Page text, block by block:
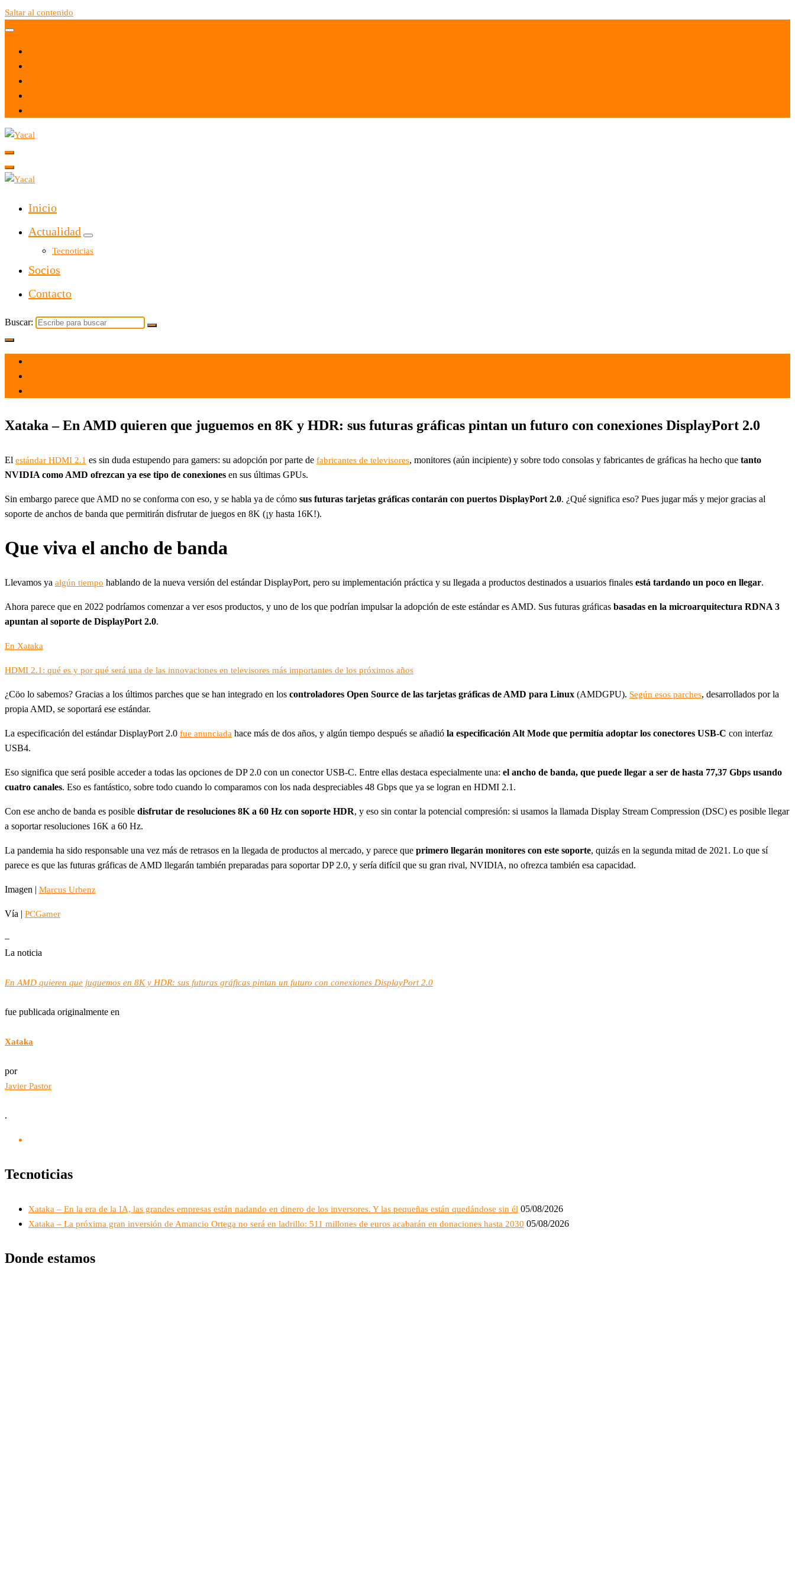
Saltar al contenido
Yacal micro hosting
Inicio
Actualidad
Tecnoticias
Socios
Contacto
Buscar:
Xataka – En AMD quieren que juguemos en 8K y HDR: sus futuras gráficas pintan un futuro con conexiones DisplayPort 2.0
El estándar HDMI 2.1 es sin duda estupendo para gamers: su adopción por parte de fabricantes de televisores, monitores (aún incipiente) y sobre todo consolas y fabricantes de gráficas ha hecho que tanto
NVIDIA como AMD ofrezcan ya ese tipo de conexiones en sus últimas GPUs.
Sin embargo parece que AMD no se conforma con eso, y se habla ya de cómo sus futuras tarjetas gráficas contarán con puertos DisplayPort 2.0. ¿Qué significa eso? Pues jugar más y mejor gracias al
soporte de anchos de banda que permitirán disfrutar de juegos en 8K (¡y hasta 16K!).
Que viva el ancho de banda
Llevamos ya algún tiempo hablando de la nueva versión del estándar DisplayPort, pero su implementación práctica y su llegada a productos destinados a usuarios finales está tardando un poco en llegar.
Ahora parece que en 2022 podríamos comenzar a ver esos productos, y uno de los que podrían impulsar la adopción de este estándar es AMD. Sus futuras gráficas basadas en la microarquitectura RDNA 3
apuntan al soporte de DisplayPort 2.0.
En Xataka
HDMI 2.1: qué es y por qué será una de las innovaciones en televisores más importantes de los próximos años
¿Cöo lo sabemos? Gracias a los últimos parches que se han integrado en los controladores Open Source de las tarjetas gráficas de AMD para Linux (AMDGPU). Según esos parches, desarrollados por la
propia AMD, se soportará ese estándar.
La especificación del estándar DisplayPort 2.0 fue anunciada hace más de dos años, y algún tiempo después se añadió la especificación Alt Mode que permitía adoptar los conectores USB-C con interfaz
USB4.
Eso significa que será posible acceder a todas las opciones de DP 2.0 con un conector USB-C. Entre ellas destaca especialmente una: el ancho de banda, que puede llegar a ser de hasta 77,37 Gbps usando
cuatro canales. Eso es fantástico, sobre todo cuando lo comparamos con los nada despreciables 48 Gbps que ya se logran en HDMI 2.1.
Con ese ancho de banda es posible disfrutar de resoluciones 8K a 60 Hz con soporte HDR, y eso sin contar la potencial compresión: si usamos la llamada Display Stream Compression (DSC) es posible llegar
a soportar resoluciones 16K a 60 Hz.
La pandemia ha sido responsable una vez más de retrasos en la llegada de productos al mercado, y parece que primero llegarán monitores con este soporte, quizás en la segunda mitad de 2021. Lo que sí
parece es que las futuras gráficas de AMD llegarán también preparadas para soportar DP 2.0, y sería difícil que su gran rival, NVIDIA, no ofrezca también esa capacidad.
Imagen | Marcus Urbenz
Vía | PCGamer
–
La noticia
En AMD quieren que juguemos en 8K y HDR: sus futuras gráficas pintan un futuro con conexiones DisplayPort 2.0
fue publicada originalmente en
Xataka
por
Javier Pastor
.
Tecnoticias
Xataka – En la era de la IA, las grandes empresas están nadando en dinero de los inversores. Y las pequeñas están quedándose sin él 05/08/2026
Xataka – La próxima gran inversión de Amancio Ortega no será en ladrillo: 511 millones de euros acabarán en donaciones hasta 2030 05/08/2026
Donde estamos